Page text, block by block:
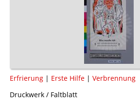
Erfrierung | Erste Hilfe | Verbrennung
Druckwerk / Faltblatt